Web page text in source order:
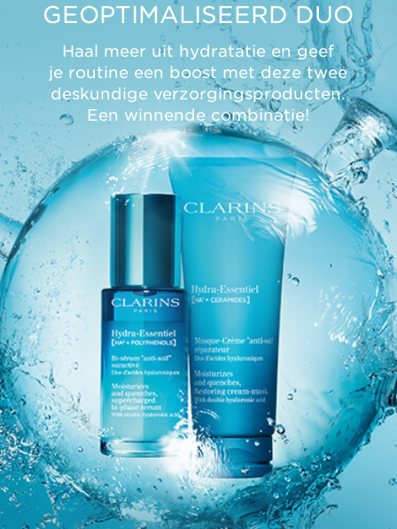
GEOPTIMALISEERD DUO
Haal meer uit hydratatie en geef
je routine een boost met deze twee
deskundige verzorgingsproducten.
Een winnende combinatie!